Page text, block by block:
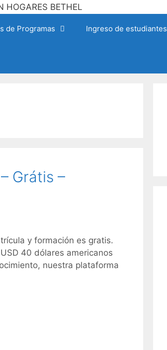
de Programas Ingreso de estudiantes
Grátis –
y formación es gratis.
40 dólares americanos
nuestra plataforma